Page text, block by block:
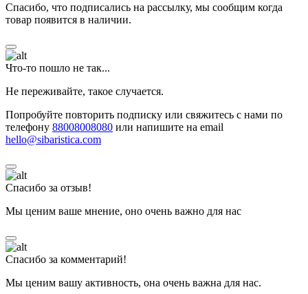
Спасибо, что подписались на рассылку, мы сообщим когда
товар появится в наличии.
Что-то пошло не так...
Не переживайте, такое случается.
Попробуйте повторить подписку или свяжитесь с нами по
телефону 88008008080 или напишите на email
hello@sibaristica.com
Спасибо за отзыв!
Мы ценим ваше мнение, оно очень важно для нас
Спасибо за комментарий!
Мы ценим вашу активность, она очень важна для нас.